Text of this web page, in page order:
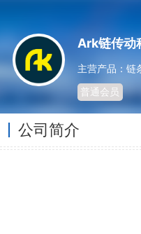
Ark链传动
主营产品：链
普通会员
公司简介